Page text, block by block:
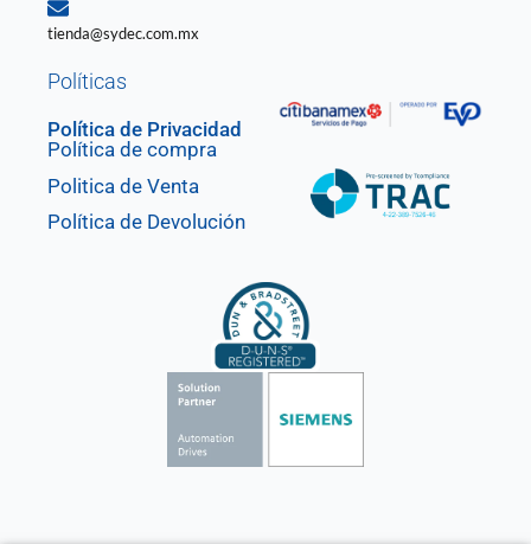
tienda@sydec.com.mx
Políticas
Política de Privacidad
Política de compra
Politica de Venta
Política de Devolución